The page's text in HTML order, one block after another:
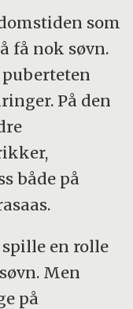
som
få nok søvn.
På den
både på
en rolle
Men
på